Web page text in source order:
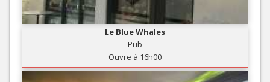
Le Blue Whales
Pub
Ouvre à 16h00